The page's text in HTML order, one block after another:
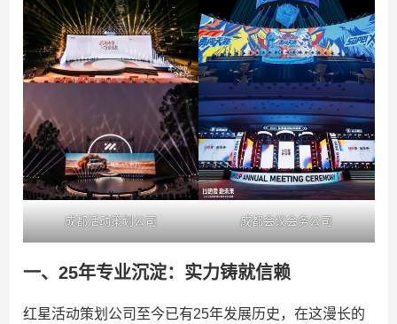
成都活动策划公司 成都会议会务公司
一、25年专业沉淀：实力铸就信赖
红星活动策划公司至今已有25年发展历史，在这漫长的